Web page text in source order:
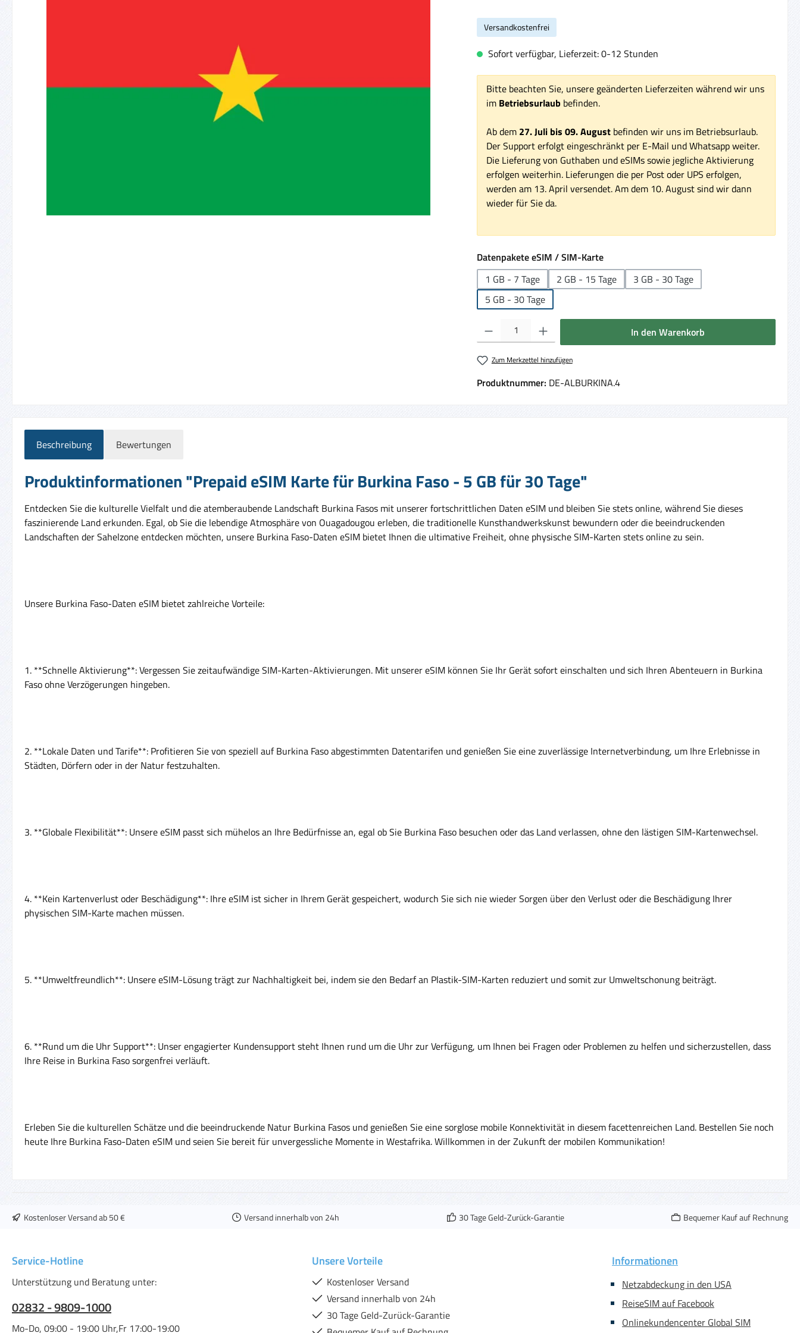
Versandkostenfrei
Sofort verfügbar, Lieferzeit: 0-12 Stunden
Bitte beachten Sie, unsere geänderten Lieferzeiten während wir uns
im Betriebsurlaub befinden.
Ab dem 27. Juli bis 09. Augustbefinden wir uns im Betriebsurlaub.
Der Support erfolgt eingeschränkt per E-Mail und Whatsapp weiter.
Die Lieferung von Guthaben und eSIMs sowie jegliche Aktivierung
erfolgen weiterhin. Lieferungen die per Post oder UPS erfolgen,
werden am 13. April versendet. Am dem 10. August sind wir dann
wieder für Sie da.
Datenpakete eSIM / SIM-Karteauswählen
1 GB - 7 Tage
2 GB - 15 Tage
3 GB - 30 Tage
5 GB - 30 Tage
Produkt Anzahl: Gib den gewünschten Wert ein oder benutze die Schaltflächen um die
In den Warenkorb
Zum Merkzettel hinzufügen
Produktnummer: DE-ALBURKINA.4
Beschreibung Bewertungen
Produktinformationen "Prepaid eSIM Karte für Burkina Faso - 5 GB für 30 Tage"
Entdecken Sie die kulturelle Vielfalt und die atemberaubende Landschaft Burkina Fasos mit unserer fortschrittlichen Daten eSIM und bleiben Sie stets online, während Sie dieses
faszinierende Land erkunden. Egal, ob Sie die lebendige Atmosphäre von Ouagadougou erleben, die traditionelle Kunsthandwerkskunst bewundern oder die beeindruckenden
Landschaften der Sahelzone entdecken möchten, unsere Burkina Faso-Daten eSIM bietet Ihnen die ultimative Freiheit, ohne physische SIM-Karten stets online zu sein.
Unsere Burkina Faso-Daten eSIM bietet zahlreiche Vorteile:
1. **Schnelle Aktivierung**: Vergessen Sie zeitaufwändige SIM-Karten-Aktivierungen. Mit unserer eSIM können Sie Ihr Gerät sofort einschalten und sich Ihren Abenteuern in Burkina
Faso ohne Verzögerungen hingeben.
2. **Lokale Daten und Tarife**: Profitieren Sie von speziell auf Burkina Faso abgestimmten Datentarifen und genießen Sie eine zuverlässige Internetverbindung, um Ihre Erlebnisse in
Städten, Dörfern oder in der Natur festzuhalten.
3. **Globale Flexibilität**: Unsere eSIM passt sich mühelos an Ihre Bedürfnisse an, egal ob Sie Burkina Faso besuchen oder das Land verlassen, ohne den lästigen SIM-Kartenwechsel.
4. **Kein Kartenverlust oder Beschädigung**: Ihre eSIM ist sicher in Ihrem Gerät gespeichert, wodurch Sie sich nie wieder Sorgen über den Verlust oder die Beschädigung Ihrer
physischen SIM-Karte machen müssen.
5. **Umweltfreundlich**: Unsere eSIM-Lösung trägt zur Nachhaltigkeit bei, indem sie den Bedarf an Plastik-SIM-Karten reduziert und somit zur Umweltschonung beiträgt.
6. **Rund um die Uhr Support**: Unser engagierter Kundensupport steht Ihnen rund um die Uhr zur Verfügung, um Ihnen bei Fragen oder Problemen zu helfen und sicherzustellen, dass
Ihre Reise in Burkina Faso sorgenfrei verläuft.
Erleben Sie die kulturellen Schätze und die beeindruckende Natur Burkina Fasos und genießen Sie eine sorglose mobile Konnektivität in diesem facettenreichen Land. Bestellen Sie noch
heute Ihre Burkina Faso-Daten eSIM und seien Sie bereit für unvergessliche Momente in Westafrika. Willkommen in der Zukunft der mobilen Kommunikation!
Kostenloser Versand ab 50 € Versand innerhalb von 24h 30 Tage Geld-Zurück-Garantie Bequemer Kauf auf Rechnung
Service-Hotline
Unterstützung und Beratung unter:
02832 - 9809-1000
Mo-Do, 09:00 - 19:00 Uhr,Fr 17:00-19:00
Unsere Vorteile
Kostenloser Versand
Versand innerhalb von 24h
30 Tage Geld-Zurück-Garantie
Informationen
Netzabdeckung in den USA
ReiseSIM auf Facebook
Onlinekundencenter Global SIM